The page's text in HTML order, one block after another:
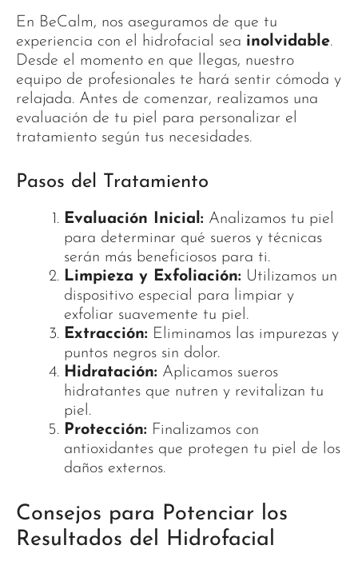
En BeCalm, nos aseguramos de que tu
experiencia con el hidrofacial sea inolvidable.
Desde el momento en que llegas, nuestro
equipo de profesionales te hará sentir cómoda y
relajada. Antes de comenzar, realizamos una
evaluación de tu piel para personalizar el
tratamiento según tus necesidades.
Pasos del Tratamiento
Evaluación Inicial: Analizamos tu piel
para determinar qué sueros y técnicas
serán más beneficiosos para ti.
Limpieza y Exfoliación: Utilizamos un
dispositivo especial para limpiar y
exfoliar suavemente tu piel.
Extracción: Eliminamos las impurezas y
puntos negros sin dolor.
Hidratación: Aplicamos sueros
hidratantes que nutren y revitalizan tu
piel.
Protección: Finalizamos con
antioxidantes que protegen tu piel de los
daños externos.
Consejos para Potenciar los
Resultados del Hidrofacial